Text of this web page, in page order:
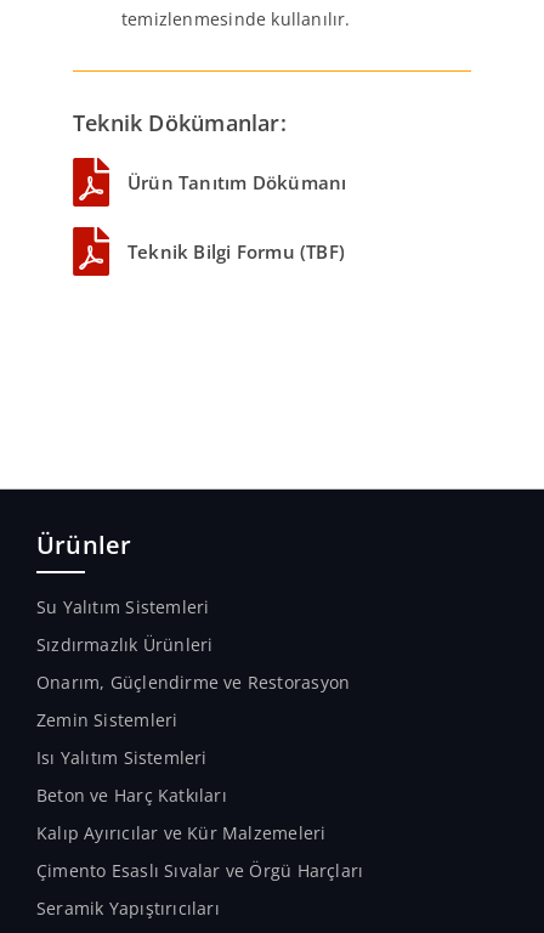
temizlenmesinde kullanılır.
Teknik Dökümanlar:
Ürün Tanıtım Dökümanı
Teknik Bilgi Formu (TBF)
Ürünler
Su Yalıtım Sistemleri
Sızdırmazlık Ürünleri
Onarım, Güçlendirme ve Restorasyon
Zemin Sistemleri
Isı Yalıtım Sistemleri
Beton ve Harç Katkıları
Kalıp Ayırıcılar ve Kür Malzemeleri
Çimento Esaslı Sıvalar ve Örgü Harçları
Seramik Yapıştırıcıları